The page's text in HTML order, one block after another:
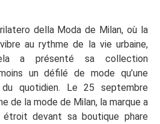
della Moda de Milan, où la
au rythme de la vie urbaine,
a présenté sa collection
un défilé de mode qu’une
quotidien. Le 25 septembre
de la mode de Milan, la marque a
devant sa boutique phare